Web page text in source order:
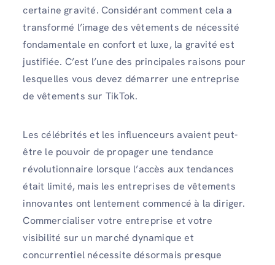
certaine gravité. Considérant comment cela a
transformé l’image des vêtements de nécessité
fondamentale en confort et luxe, la gravité est
justifiée. C’est l’une des principales raisons pour
lesquelles vous devez démarrer une entreprise
de vêtements sur TikTok.
Les célébrités et les influenceurs avaient peut-
être le pouvoir de propager une tendance
révolutionnaire lorsque l’accès aux tendances
était limité, mais les entreprises de vêtements
innovantes ont lentement commencé à la diriger.
Commercialiser votre entreprise et votre
visibilité sur un marché dynamique et
concurrentiel nécessite désormais presque